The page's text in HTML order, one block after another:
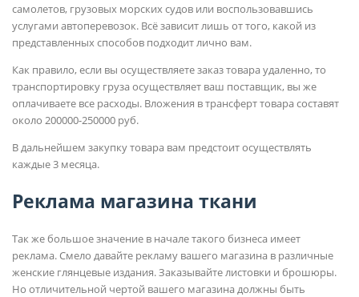
самолетов, грузовых морских судов или воспользовавшись
услугами автоперевозок. Всё зависит лишь от того, какой из
представленных способов подходит лично вам.
Как правило, если вы осуществляете заказ товара удаленно, то
транспортировку груза осуществляет ваш поставщик, вы же
оплачиваете все расходы. Вложения в трансферт товара составят
около 200000-250000 руб.
В дальнейшем закупку товара вам предстоит осуществлять
каждые 3 месяца.
Реклама магазина ткани
Так же большое значение в начале такого бизнеса имеет
реклама. Смело давайте рекламу вашего магазина в различные
женские глянцевые издания. Заказывайте листовки и брошюры.
Но отличительной чертой вашего магазина должны быть